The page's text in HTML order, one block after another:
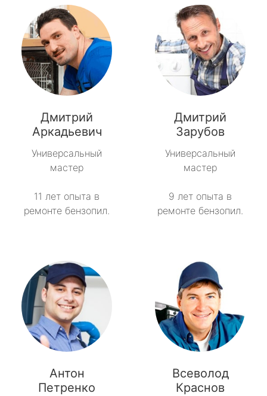
Дмитрий
Аркадьевич
Универсальный
мастер
11 лет опыта в
ремонте бензопил.
Дмитрий
Зарубов
Универсальный
мастер
9 лет опыта в
ремонте бензопил.
Антон
Петренко
Всеволод
Краснов